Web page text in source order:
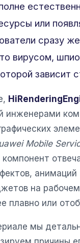
или
сразу
вирусом,
зависит
инженерами
Mobile
на
плавно или
мы